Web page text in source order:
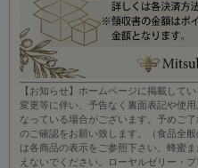
【お知らせ】ホームページに掲載して
変更等に伴い、予告なく裏面表記や使
なっている場合がございます。予めご
のご確認をお願い致します。（食品全
は各商品の表示をご参照下さい。蜂蜜
えないでください。ローヤルゼリー・